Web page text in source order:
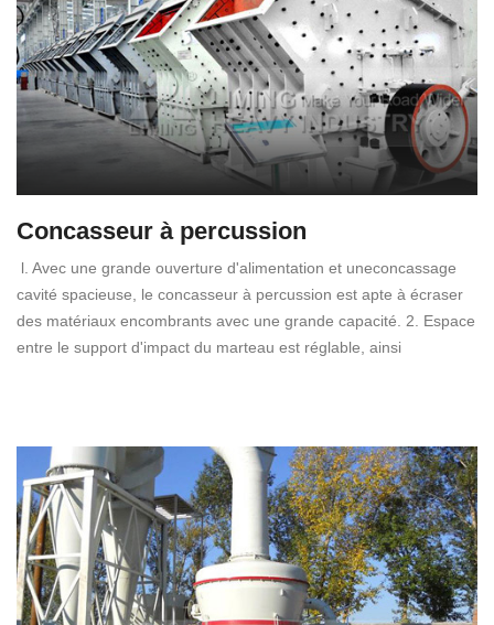
Concasseur à percussion
l. Avec une grande ouverture d'alimentation et uneconcassage
cavité spacieuse, le concasseur à percussion est apte à écraser
des matériaux encombrants avec une grande capacité. 2. Espace
entre le support d'impact du marteau est réglable, ainsi